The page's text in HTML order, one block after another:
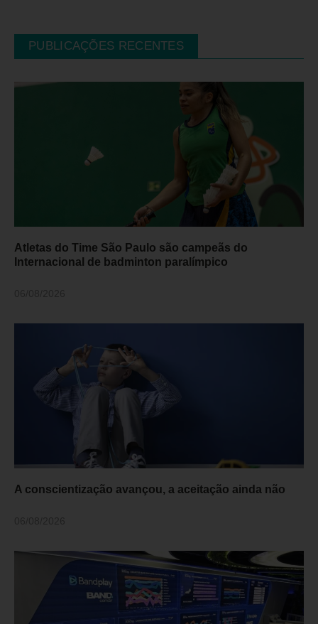
PUBLICAÇÕES RECENTES
Atletas do Time São Paulo são campeãs do
Internacional de badminton paralímpico
A conscientização avançou, a aceitação ainda não